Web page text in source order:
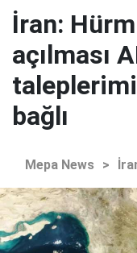
İran:
açılması
bağlı
Mepa News >